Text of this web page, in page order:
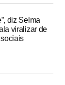
diz Selma
viralizar de